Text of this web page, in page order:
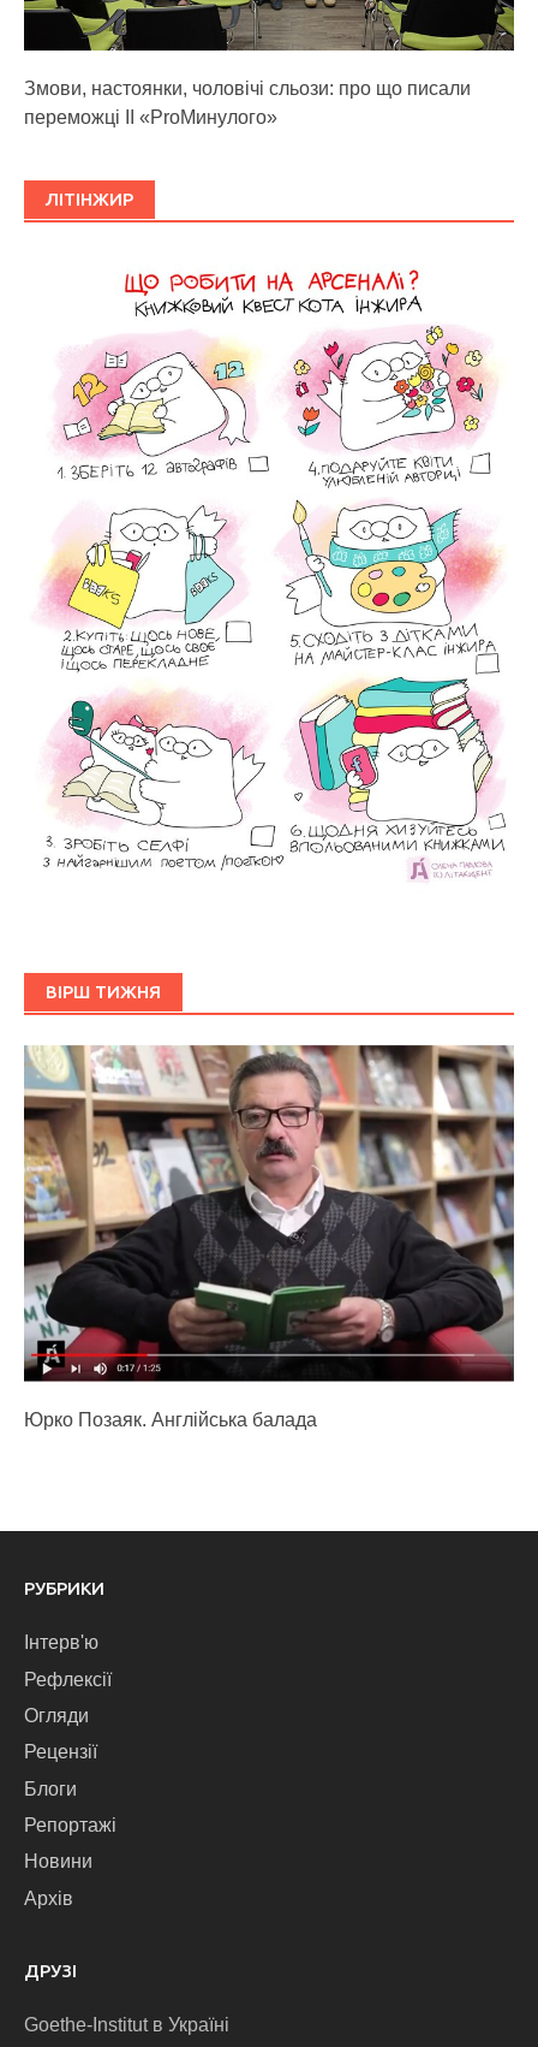
Змови, настоянки, чоловічі сльози: про що писали
переможці ІІ «ProМинулого»
ЛІТІНЖИР
ВІРШ ТИЖНЯ
Юрко Позаяк. Англійська балада
РУБРИКИ
Інтерв'ю
Рефлексії
Огляди
Рецензії
Блоги
Репортажі
Новини
Архів
ДРУЗІ
Goethe-Institut в Україні